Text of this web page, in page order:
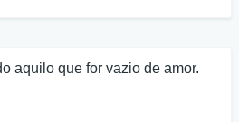
aquilo que for vazio de amor.